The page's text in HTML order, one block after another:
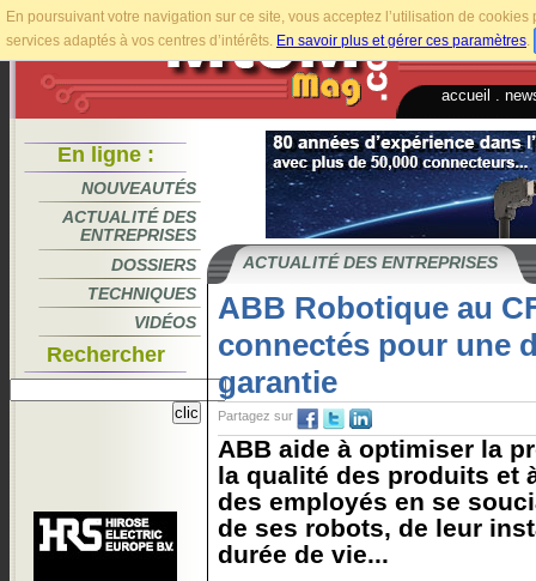
En poursuivant votre navigation sur ce site, vous acceptez l’utilisation de
services adaptés à vos centres d’intérêts. En savoir plus et gérer ces paramètres.
accueil
En ligne :
NOUVEAUTÉS
ACTUALITÉ DES
ENTREPRISES
DOSSIERS
TECHNIQUES
VIDÉOS
Rechercher
ACTUALITÉ DES ENTREPRISES
ABB Robotique au
connectés pour une
garantie
Partagez sur
ABB aide à optimiser la
la qualité des produits et
des employés en se
de ses robots, de leur
durée de vie...